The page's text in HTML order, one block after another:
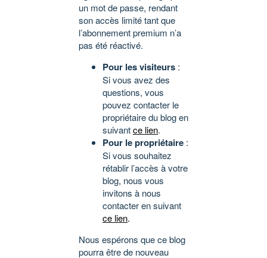
un mot de passe, rendant
son accès limité tant que
l’abonnement premium n’a
pas été réactivé.
Pour les visiteurs :
Si vous avez des
questions, vous
pouvez contacter le
propriétaire du blog en
suivantce lien.
Pour le propriétaire :
Si vous souhaitez
rétablir l’accès à votre
blog, nous vous
invitons à nous
contacter en suivant
ce lien.
Nous espérons que ce blog
pourra être de nouveau